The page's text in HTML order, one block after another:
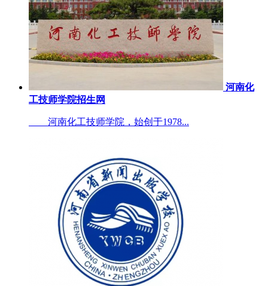
河南化
工技师学院招生网
河南化工技师学院，始创于1978...